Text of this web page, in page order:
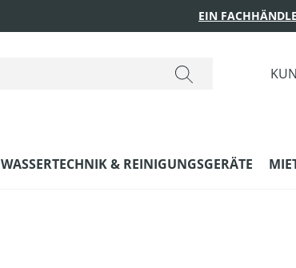
EIN
WASSERTECHNIK & REINIGUNGSGERÄTE